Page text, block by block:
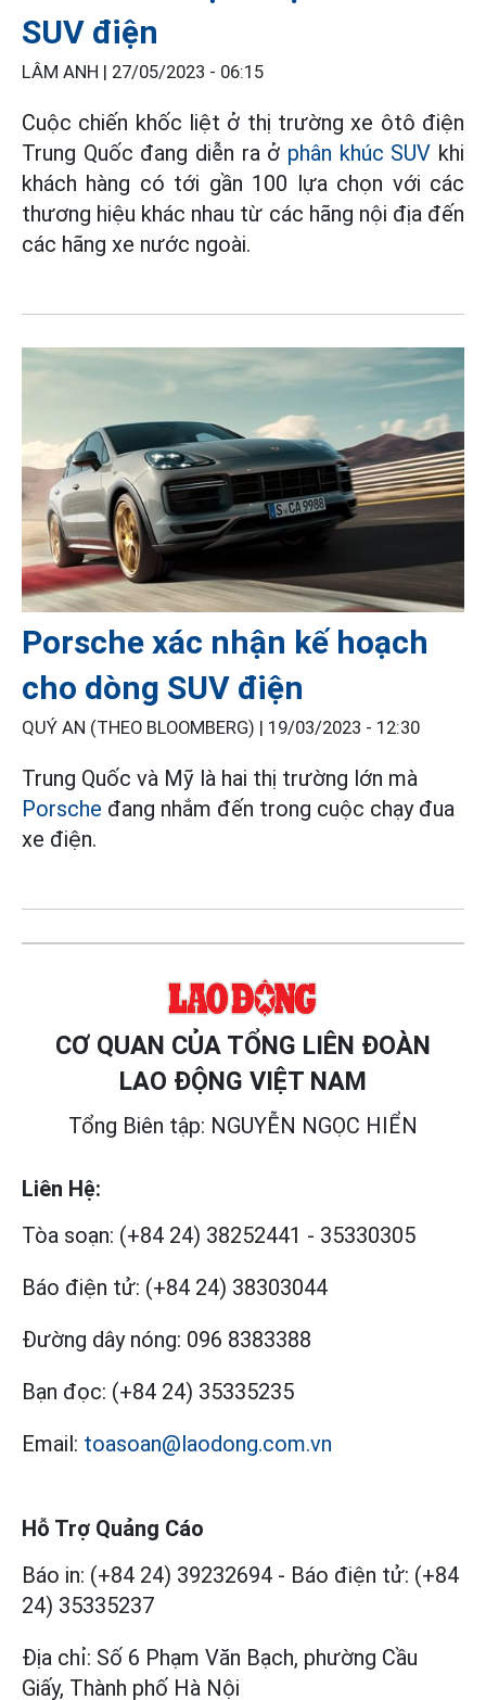
SUV điện
LÂM ANH | 27/05/2023 - 06:15
Cuộc chiến khốc liệt ở thị trường xe ôtô điện
Trung Quốc đang diễn ra ở phân khúc SUV khi
khách hàng có tới gần 100 lựa chọn với các
thương hiệu khác nhau từ các hãng nội địa đến
các hãng xe nước ngoài.
Porsche xác nhận kế hoạch
cho dòng SUV điện
QUÝ AN (THEO BLOOMBERG) | 19/03/2023 - 12:30
Trung Quốc và Mỹ là hai thị trường lớn mà
Porsche đang nhắm đến trong cuộc chạy đua
xe điện.
CƠ QUAN CỦA TỔNG LIÊN ĐOÀN
LAO ĐỘNG VIỆT NAM
Tổng Biên tập: NGUYỄN NGỌC HIỂN
Liên Hệ:
Tòa soạn: (+84 24) 38252441 - 35330305
Báo điện tử: (+84 24) 38303044
Đường dây nóng: 096 8383388
Bạn đọc: (+84 24) 35335235
Email: toasoan@laodong.com.vn
Hỗ Trợ Quảng Cáo
Báo in: (+84 24) 39232694 - Báo điện tử: (+84
24) 35335237
Địa chỉ: Số 6 Phạm Văn Bạch, phường Cầu
Giấy, Thành phố Hà Nội